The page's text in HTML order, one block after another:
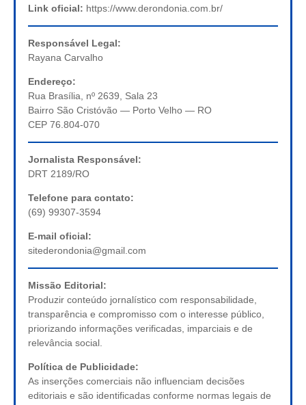
Link oficial: https://www.derondonia.com.br/
Responsável Legal:
Rayana Carvalho
Endereço:
Rua Brasília, nº 2639, Sala 23
Bairro São Cristóvão — Porto Velho — RO
CEP 76.804-070
Jornalista Responsável:
DRT 2189/RO
Telefone para contato:
(69) 99307-3594
E-mail oficial:
sitederondonia@gmail.com
Missão Editorial:
Produzir conteúdo jornalístico com responsabilidade,
transparência e compromisso com o interesse público,
priorizando informações verificadas, imparciais e de
relevância social.
Política de Publicidade:
As inserções comerciais não influenciam decisões
editoriais e são identificadas conforme normas legais de